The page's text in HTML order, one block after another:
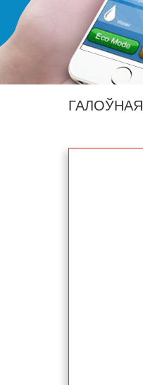
ГАЛОЎНАЯ